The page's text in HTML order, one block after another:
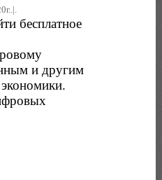
бесплатное
и другим